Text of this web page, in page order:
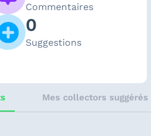
Commentaires
0
Suggestions
Mes collectors suggérés